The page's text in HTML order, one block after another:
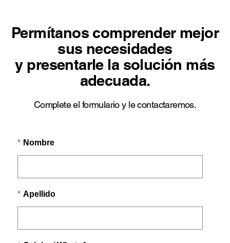
Permítanos comprender mejor
sus necesidades
y presentarle la solución más
adecuada.
Complete el formulario y le contactaremos.